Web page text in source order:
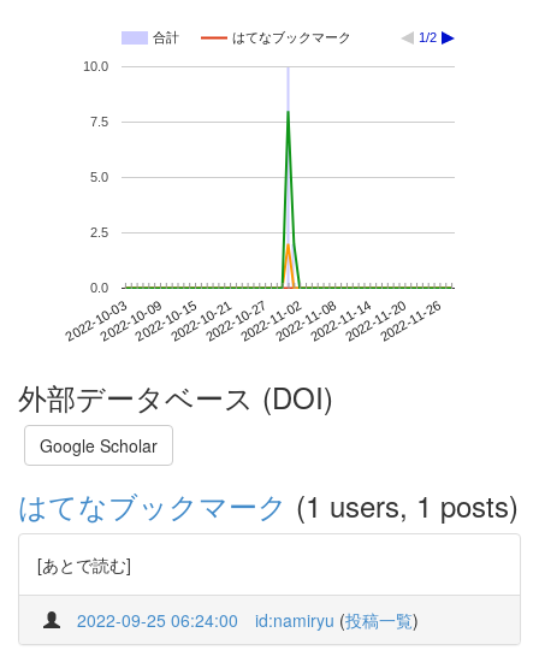
合計 はてなブックマーク 1/2
2022-10-032022-10-092022-10-152022-10-212022-10-272022-11-022022-11-082022-11-142022-11-202022-11-26
0.0
2.5
5.0
7.5
10.0
外部データベース (DOI)
Google Scholar
はてなブックマーク (1 users, 1 posts)
[あとで読む]
2022-09-25 06:24:00 id:namiryu (投稿一覧)